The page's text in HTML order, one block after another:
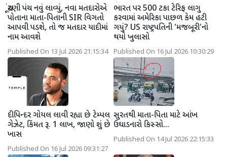
ચૂંટણી પંચ નવું લાવ્યું, નવા મતદારોએ
પોતાના માતા-પિતાની SIR વિગતો
આપવી પડશે, તો જ મતદાર યાદીમાં
નામ આવશે
Published On 13 Jul 2026 21:15:34
ભારત પર 500 ટકા ટેરિફ લાગુ
કરવામાં અમેરિકા પાછળ કેમ હટી
ગયું? US રાષ્ટ્રપતિની 'મજબૂરી'નો
થયો ખુલાસો
Published On 16 Jul 2026 10:30:29
દીપિન્દર ગોયલ લાવી રહ્યા છે ટેમ્પલ
ગેઝેટ, કિંમત રૂ. 1 લાખ, જાણો શું છે
ખાસ
Published On 16 Jul 2026 09:31:27
સુરતથી માતા-પિતા માટે આંખ
ઉઘાડનારો કિસ્સો...
Published On 14 Jul 2026 22:15:33